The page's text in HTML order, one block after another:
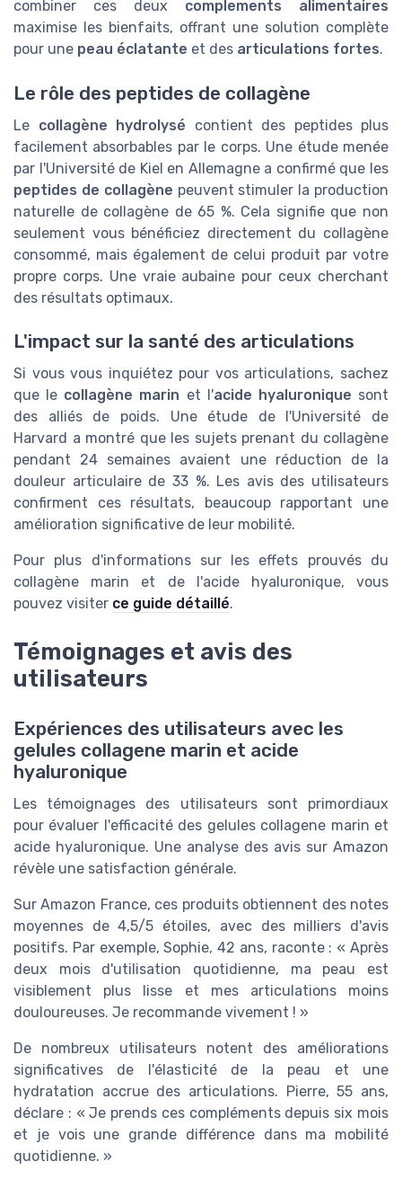
combiner ces deux complements alimentaires
maximise les bienfaits, offrant une solution complète
pour une peau éclatante et des articulations fortes.
Le rôle des peptides de collagène
Le collagène hydrolysé contient des peptides plus
facilement absorbables par le corps. Une étude menée
par l'Université de Kiel en Allemagne a confirmé que les
peptides de collagène peuvent stimuler la production
naturelle de collagène de 65 %. Cela signifie que non
seulement vous bénéficiez directement du collagène
consommé, mais également de celui produit par votre
propre corps. Une vraie aubaine pour ceux cherchant
des résultats optimaux.
L'impact sur la santé des articulations
Si vous vous inquiétez pour vos articulations, sachez
que le collagène marin et l'acide hyaluronique sont
des alliés de poids. Une étude de l'Université de
Harvard a montré que les sujets prenant du collagène
pendant 24 semaines avaient une réduction de la
douleur articulaire de 33 %. Les avis des utilisateurs
confirment ces résultats, beaucoup rapportant une
amélioration significative de leur mobilité.
Pour plus d'informations sur les effets prouvés du
collagène marin et de l'acide hyaluronique, vous
pouvez visiter ce guide détaillé.
Témoignages et avis des
utilisateurs
Expériences des utilisateurs avec les
gelules collagene marin et acide
hyaluronique
Les témoignages des utilisateurs sont primordiaux
pour évaluer l'efficacité des gelules collagene marin et
acide hyaluronique. Une analyse des avis sur Amazon
révèle une satisfaction générale.
Sur Amazon France, ces produits obtiennent des notes
moyennes de 4,5/5 étoiles, avec des milliers d'avis
positifs. Par exemple, Sophie, 42 ans, raconte : « Après
deux mois d'utilisation quotidienne, ma peau est
visiblement plus lisse et mes articulations moins
douloureuses. Je recommande vivement ! »
De nombreux utilisateurs notent des améliorations
significatives de l'élasticité de la peau et une
hydratation accrue des articulations. Pierre, 55 ans,
déclare : « Je prends ces compléments depuis six mois
et je vois une grande différence dans ma mobilité
quotidienne. »